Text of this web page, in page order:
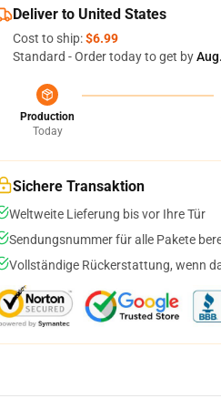
Deliver to United States
Cost to ship:$6.99
Standard - Order today to get by
Production
Today
Sichere Transaktion
Weltweite Lieferung bis vor Ihre Tür
Sendungsnummer für alle Pakete
Vollständige Rückerstattung, wenn